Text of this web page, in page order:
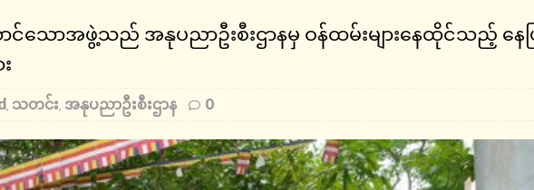
ောင်သောအဖွဲ့သည် အနုပညာဦးစီးဌာနမှ ဝန်ထမ်းများနေထိုင်သည့် န
, သတင်း, အနုပညာဦးစီးဌာန 0